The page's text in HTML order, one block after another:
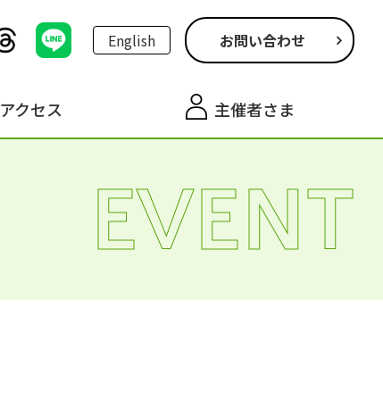
English お問い合わせ
アクセス 主催者さま
EVENT